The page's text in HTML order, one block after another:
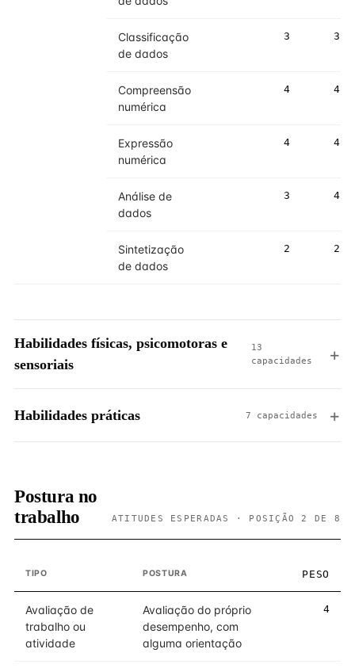
Classificação
de dados
3 3
Compreensão
numérica
4 4
Expressão
numérica
4 4
Análise de
dados
3 4
Sintetização
de dados
2 2
Habilidades físicas, psicomotoras e
sensoriais
13
capacidades
Habilidades práticas 7 capacidades
Postura no
trabalho
ATITUDES ESPERADAS · POSIÇÃO 2 DE 8
TIPO POSTURA PESO
Avaliação de
trabalho ou
atividade
Avaliação do próprio
desempenho, com
alguma orientação
4